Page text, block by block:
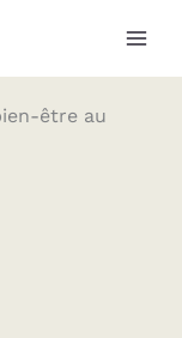
être au